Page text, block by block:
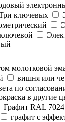
ключевых
молотковой
вишня или
по
в другие
Графит RAL 7024
графит с